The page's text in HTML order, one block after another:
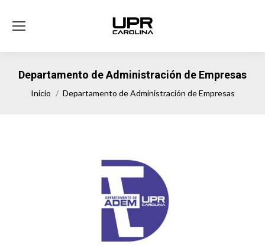
Departamento de Administración de Empresas
Estás aquí:
Inicio Departamento de Administración de Empresas